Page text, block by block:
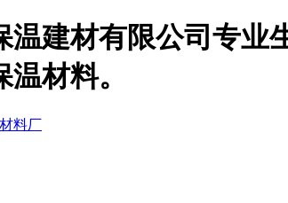
温建材有限公司专业
材料。